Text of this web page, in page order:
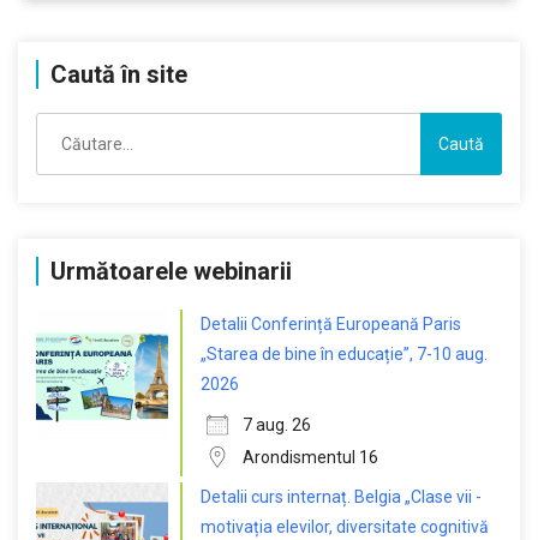
Caută în site
după:
Următoarele webinarii
Detalii Conferință Europeană Paris
„Starea de bine în educație”, 7-10 aug.
2026
7 aug. 26
Arondismentul 16
Detalii curs internaț. Belgia „Clase vii -
motivația elevilor, diversitate cognitivă